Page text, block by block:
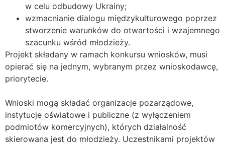
w celu odbudowy Ukrainy;
wzmacnianie dialogu międzykulturowego poprzez
stworzenie warunków do otwartości i wzajemnego
szacunku wśród młodzieży.
Projekt składany w ramach konkursu wniosków, musi
opierać się na jednym, wybranym przez wnioskodawcę,
priorytecie.
Wnioski mogą składać organizacje pozarządowe,
instytucje oświatowe i publiczne (z wyłączeniem
podmiotów komercyjnych), których działalność
skierowana jest do młodzieży. Uczestnikami projektów